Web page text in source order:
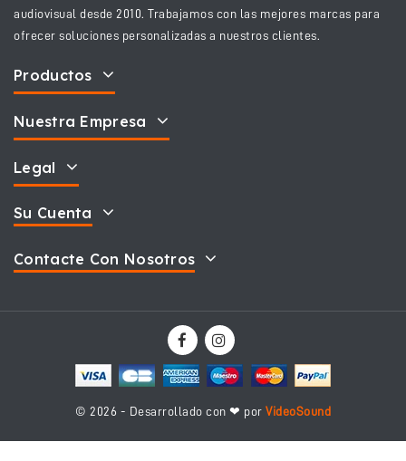
audiovisual desde 2010. Trabajamos con las mejores marcas para
ofrecer soluciones personalizadas a nuestros clientes.
Productos
Nuestra Empresa
Legal
Su Cuenta
Contacte Con Nosotros
© 2026 - Desarrollado con ❤ por VideoSound